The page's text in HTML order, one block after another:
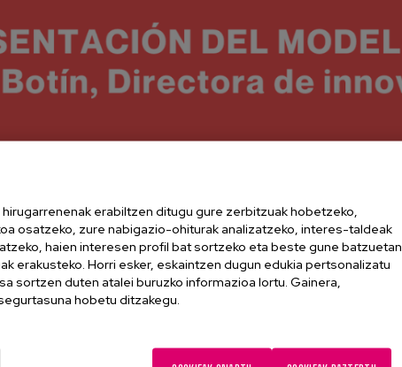
erabiltzen ditugu gure zerbitzuak hobetzeko,
osatzeko, zure nabigazio-ohiturak analizatzeko, interes-taldeak
haien interesen profil bat sortzeko eta beste gune batzuetan
erakusteko. Horri esker, eskaintzen dugun edukia pertsonalizatu
sortzen duten atalei buruzko informazioa lortu. Gainera,
hobetu ditzakegu.